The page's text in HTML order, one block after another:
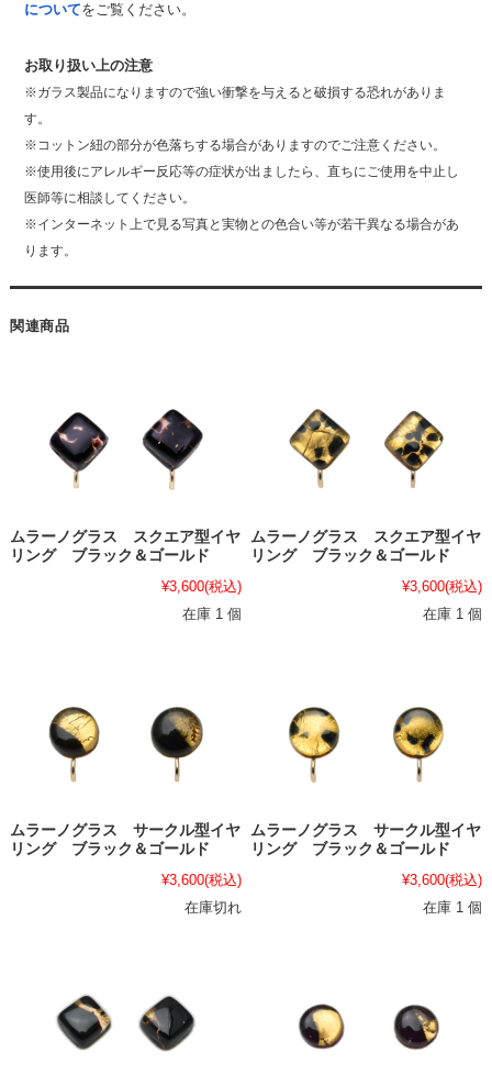
についてをご覧ください。
お取り扱い上の注意
※ガラス製品になりますので強い衝撃を与えると破損する恐れがありま
す。
※コットン紐の部分が色落ちする場合がありますのでご注意ください。
※使用後にアレルギー反応等の症状が出ましたら、直ちにご使用を中止し
医師等に相談してください。
※インターネット上で見る写真と実物との色合い等が若干異なる場合があ
ります。
関連商品
ムラーノグラス スクエア型イヤ
リング ブラック＆ゴールド
¥3,600(税込)
在庫 1 個
ムラーノグラス スクエア型イヤ
リング ブラック＆ゴールド
¥3,600(税込)
在庫 1 個
ムラーノグラス サークル型イヤ
リング ブラック＆ゴールド
¥3,600(税込)
在庫切れ
ムラーノグラス サークル型イヤ
リング ブラック＆ゴールド
¥3,600(税込)
在庫 1 個